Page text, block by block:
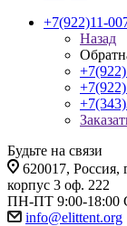
+7(922)11-
Назад
Будьте на связи
620017, Россия,
корпус 3 оф. 222
ПН-ПТ 9:00-18:00
info@elittent.org